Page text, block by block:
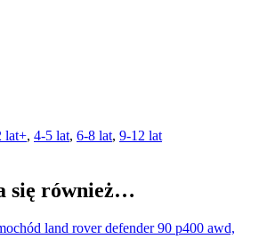
lat+, 4-5 lat, 6-8 lat, 9-12 lat
się również…